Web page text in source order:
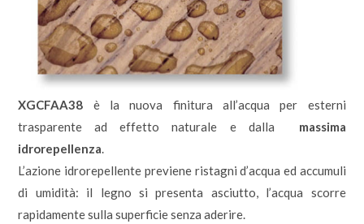
XGCFAA38 è la nuova finitura all’acqua per esterni
trasparente ad effetto naturale e dalla massima
idrorepellenza.
L’azione idrorepellente previene ristagni d’acqua ed accumuli
di umidità: il legno si presenta asciutto, l’acqua scorre
rapidamente sulla superficie senza aderire.